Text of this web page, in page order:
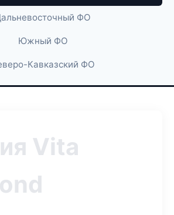
ФО
Южный ФО
Кавказский ФО
Vita